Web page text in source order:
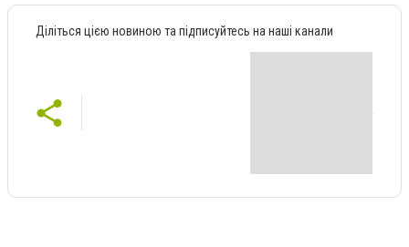
Діліться цією новиною та підписуйтесь на наші канали